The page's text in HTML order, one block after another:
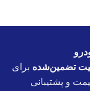
تضمین‌شده برای
و پشتیبانی